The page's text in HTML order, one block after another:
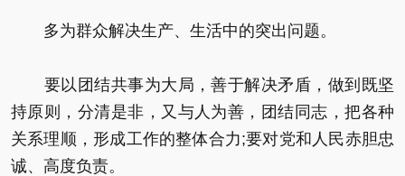
多为群众解决生产、生活中的突出问题。
要以团结共事为大局，善于解决矛盾，做到既坚
持原则，分清是非，又与人为善，团结同志，把各种
关系理顺，形成工作的整体合力;要对党和人民赤胆忠
诚、高度负责。